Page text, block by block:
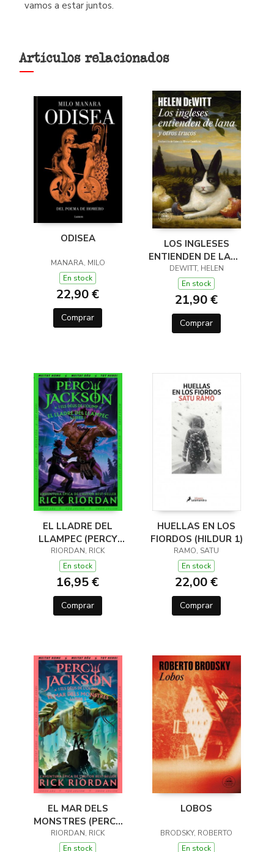
vamos a estar juntos.
Artículos relacionados
ODISEA
MANARA, MILO
En stock
22,90 €
Comprar
LOS INGLESES
ENTIENDEN DE LANA
(Y OTROS TRUCOS)
DEWITT, HELEN
En stock
21,90 €
Comprar
EL LLADRE DEL
LLAMPEC (PERCY
JACKSON I ELS DÉUS
DE L'OLIMP 1)
RIORDAN, RICK
En stock
16,95 €
Comprar
HUELLAS EN LOS
FIORDOS (HILDUR 1)
RAMO, SATU
En stock
22,00 €
Comprar
EL MAR DELS
MONSTRES (PERCY
JACKSON I ELS DÉUS
DE L'OLIMP 2)
RIORDAN, RICK
En stock
LOBOS
BRODSKY, ROBERTO
En stock